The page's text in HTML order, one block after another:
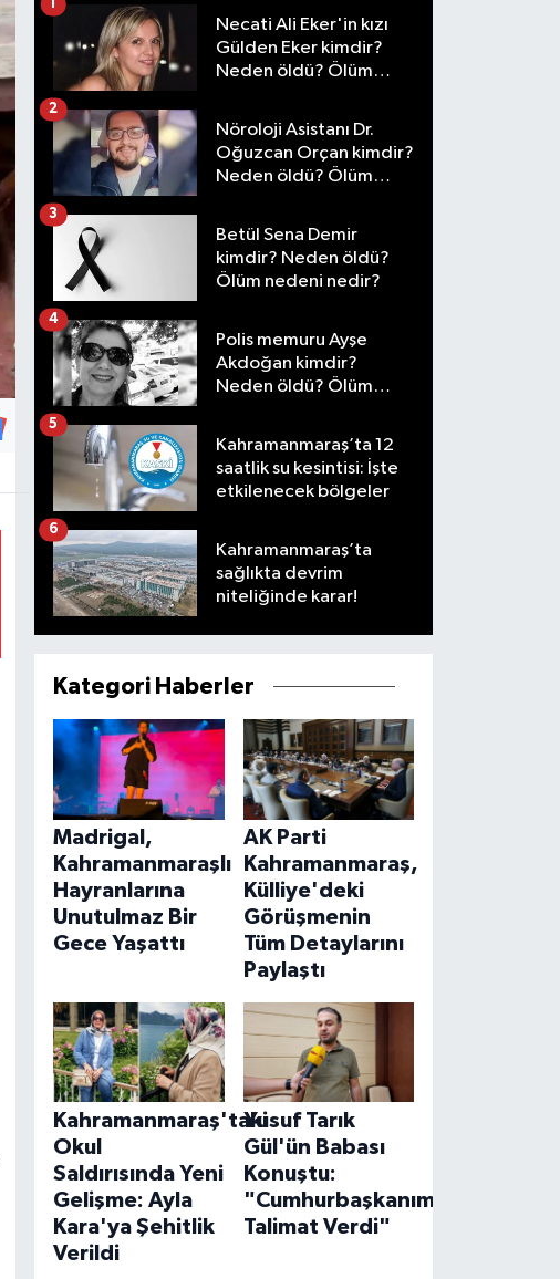
Necati Ali Eker'in kızı
Gülden Eker kimdir?
Neden öldü? Ölüm
1
Nöroloji Asistanı Dr.
Oğuzcan Orçan kimdir?
Neden öldü? Ölüm
2
Betül Sena Demir
kimdir? Neden öldü?
Ölüm nedeni nedir?
3
Polis memuru Ayşe
Akdoğan kimdir?
Neden öldü? Ölüm
4
Kahramanmaraş’ta 12
saatlik su kesintisi: İşte
etkilenecek bölgeler
5
Kahramanmaraş’ta
sağlıkta devrim
niteliğinde karar!
6
Kategori Haberler
Madrigal,
Kahramanmaraşlı
Hayranlarına
Unutulmaz Bir
Gece Yaşattı
AK Parti
Kahramanmaraş,
Külliye'deki
Görüşmenin
Tüm Detaylarını
Paylaştı
Kahramanmaraş'taki
Okul
Saldırısında Yeni
Gelişme: Ayla
Kara'ya Şehitlik
Verildi
Yusuf Tarık
Gül'ün Babası
Konuştu:
"Cumhurbaşkanımız
Talimat Verdi"